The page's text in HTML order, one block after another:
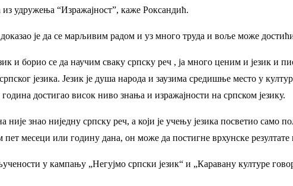
из удружења “Изражајност”, каже Роксандић.
је да се марљивим радом и уз много труда и воље може
и борио се да научим сваку српску реч , ја много ценим и језик и
језика. Језик је душа народа и заузима средишње место у
достигао висок ниво знања и изражајности на српском језику.
знао ниједну српску реч, а који је учењу језика посветио само
месеци или годину дана, он може да постигне врхунске резултате
у кампању „Негујмо српски језик“ и „Каравану културе